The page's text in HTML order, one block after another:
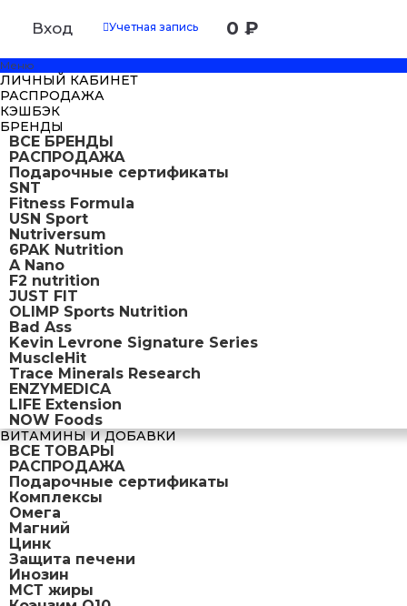
Вход Учетная запись 0 ₽
Меню
ЛИЧНЫЙ КАБИНЕТ
РАСПРОДАЖА
КЭШБЭК
БРЕНДЫ
ВСЕ БРЕНДЫ
РАСПРОДАЖА
Подарочные сертификаты
SNT
Fitness Formula
USN Sport
Nutriversum
6PAK Nutrition
A Nano
F2 nutrition
JUST FIT
OLIMP Sports Nutrition
Bad Ass
Kevin Levrone Signature Series
MuscleHit
Trace Minerals Research
ENZYMEDICA
LIFE Extension
NOW Foods
ВИТАМИНЫ И ДОБАВКИ
ВСЕ ТОВАРЫ
РАСПРОДАЖА
Подарочные сертификаты
Комплексы
Омега
Магний
Цинк
Защита печени
Инозин
МСТ жиры